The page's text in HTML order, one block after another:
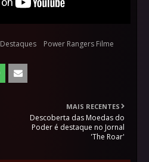
Destaques Power Rangers Filme
MAIS RECENTES
Descoberta das Moedas do
Poder é destaque no Jornal
'The Roar'